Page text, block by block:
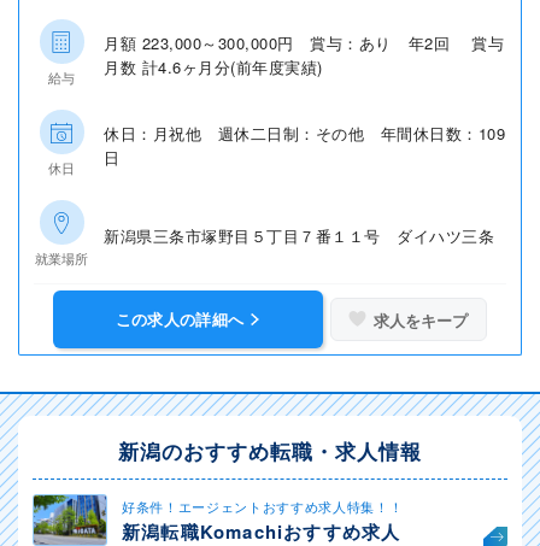
給与
月額 223,000～300,000円 賞与：あり 年2回 賞与
月数 計4.6ヶ月分(前年度実績)
休日
休日：月祝他 週休二日制：その他 年間休日数：109
日
就業場所
新潟県三条市塚野目５丁目７番１１号 ダイハツ三条
この求人の詳細へ 求人をキープ
新潟のおすすめ転職・求人情報
好条件！エージェントおすすめ求人特集！！
新潟転職Komachiおすすめ求人